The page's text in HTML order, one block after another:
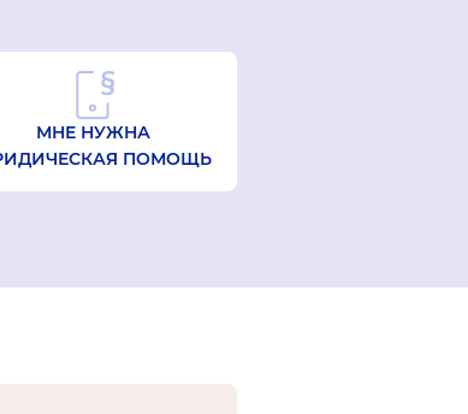
МНЕ НУЖНА
ПОМОЩЬ